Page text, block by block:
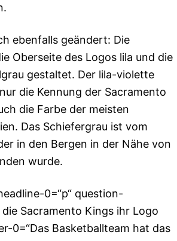
ebenfalls geändert: Die
Oberseite des Logos lila und die
gestaltet. Der lila-violette
die Kennung der Sacramento
die Farbe der meisten
Das Schiefergrau ist vom
in den Bergen in der Nähe von
wurde.
0=“p“ question-
die Sacramento Kings ihr Logo
0=“Das Basketballteam hat das